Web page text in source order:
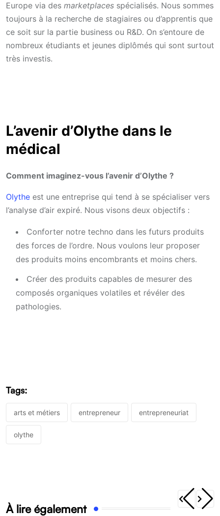
Europe via des marketplaces spécialisés. Nous sommes
toujours à la recherche de stagiaires ou d’apprentis que
ce soit sur la partie business ou R&D. On s’entoure de
nombreux étudiants et jeunes diplômés qui sont surtout
très investis.
L’avenir d’Olythe dans le
médical
Comment imaginez-vous l’avenir d’Olythe ?
Olythe est une entreprise qui tend à se spécialiser vers
l’analyse d’air expiré. Nous visons deux objectifs :
Conforter notre techno dans les futurs produits
des forces de l’ordre. Nous voulons leur proposer
des produits moins encombrants et moins chers.
Créer des produits capables de mesurer des
composés organiques volatiles et révéler des
pathologies.
Tags:
arts et métiers entrepreneur entrepreneuriat
olythe
À lire également